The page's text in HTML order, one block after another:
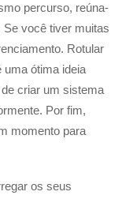
percurso, reúna-
você tiver muitas
Rotular
ótima ideia
criar um sistema
Por fim,
momento para
os seus